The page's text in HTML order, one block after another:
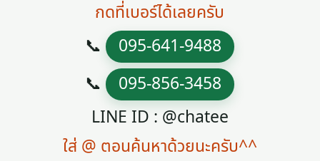
กดที่เบอร์ได้เลยครับ
📞 095-641-9488
📞 095-856-3458
LINE ID : @chatee
ใส่ @ ตอนค้นหาด้วยนะครับ^^